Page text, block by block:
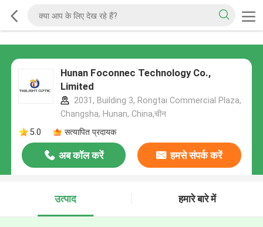
Hunan Foconnec Technology Co.,
Limited
2031, Building 3, Rongtai Commercial Plaza,
Changsha, Hunan, China,चीन
5.0
सत्यापित प्रदायक
अब कॉल करें हमसे संपर्क करें
उत्पाद हमारे बारे में